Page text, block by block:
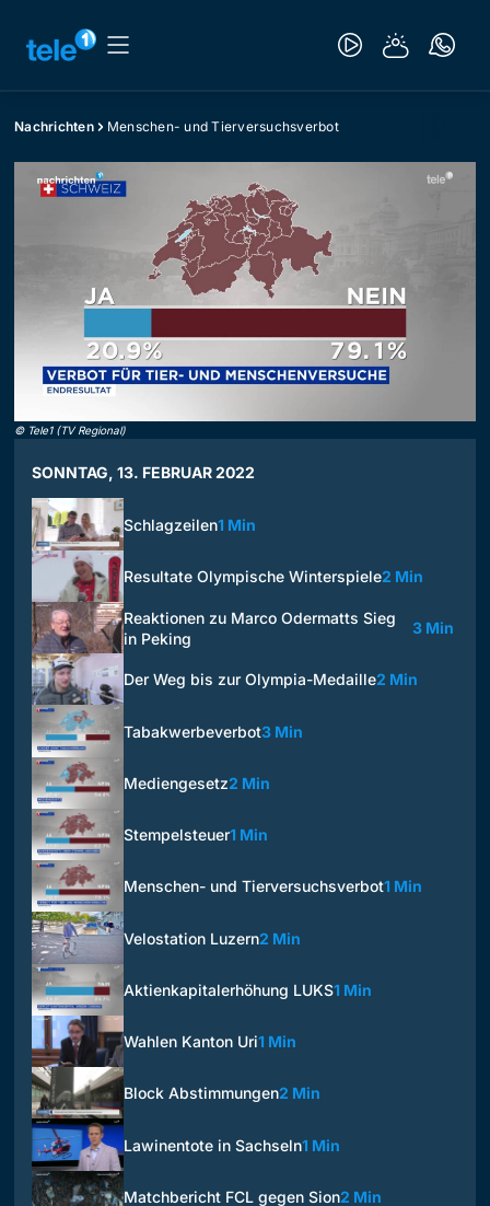
Nachrichten Menschen- und Tierversuchsverbot
© Tele1 (TV Regional)
SONNTAG, 13. FEBRUAR 2022
Schlagzeilen1 Min
Resultate Olympische Winterspiele2 Min
Reaktionen zu Marco Odermatts Sieg
in Peking
3 Min
Der Weg bis zur Olympia-Medaille2 Min
Tabakwerbeverbot3 Min
Mediengesetz2 Min
Stempelsteuer1 Min
Menschen- und Tierversuchsverbot1 Min
Velostation Luzern2 Min
Aktienkapitalerhöhung LUKS1 Min
Wahlen Kanton Uri1 Min
Block Abstimmungen2 Min
Lawinentote in Sachseln1 Min
Matchbericht FCL gegen Sion2 Min